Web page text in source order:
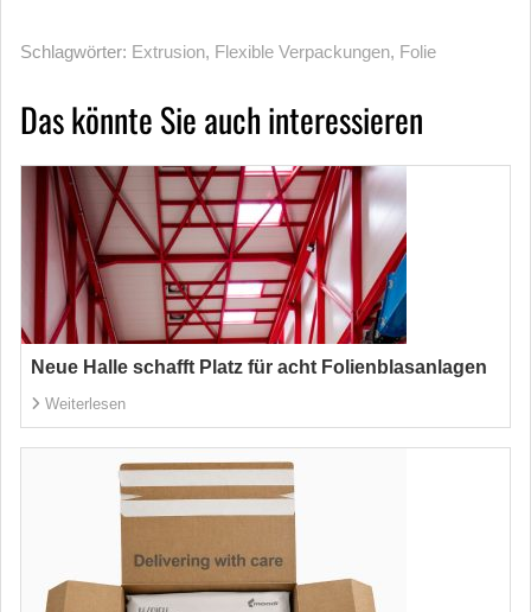
Schlagwörter: Extrusion, Flexible Verpackungen, Folie
Das könnte Sie auch interessieren
Neue Halle schafft Platz für acht Folienblasanlagen
Weiterlesen